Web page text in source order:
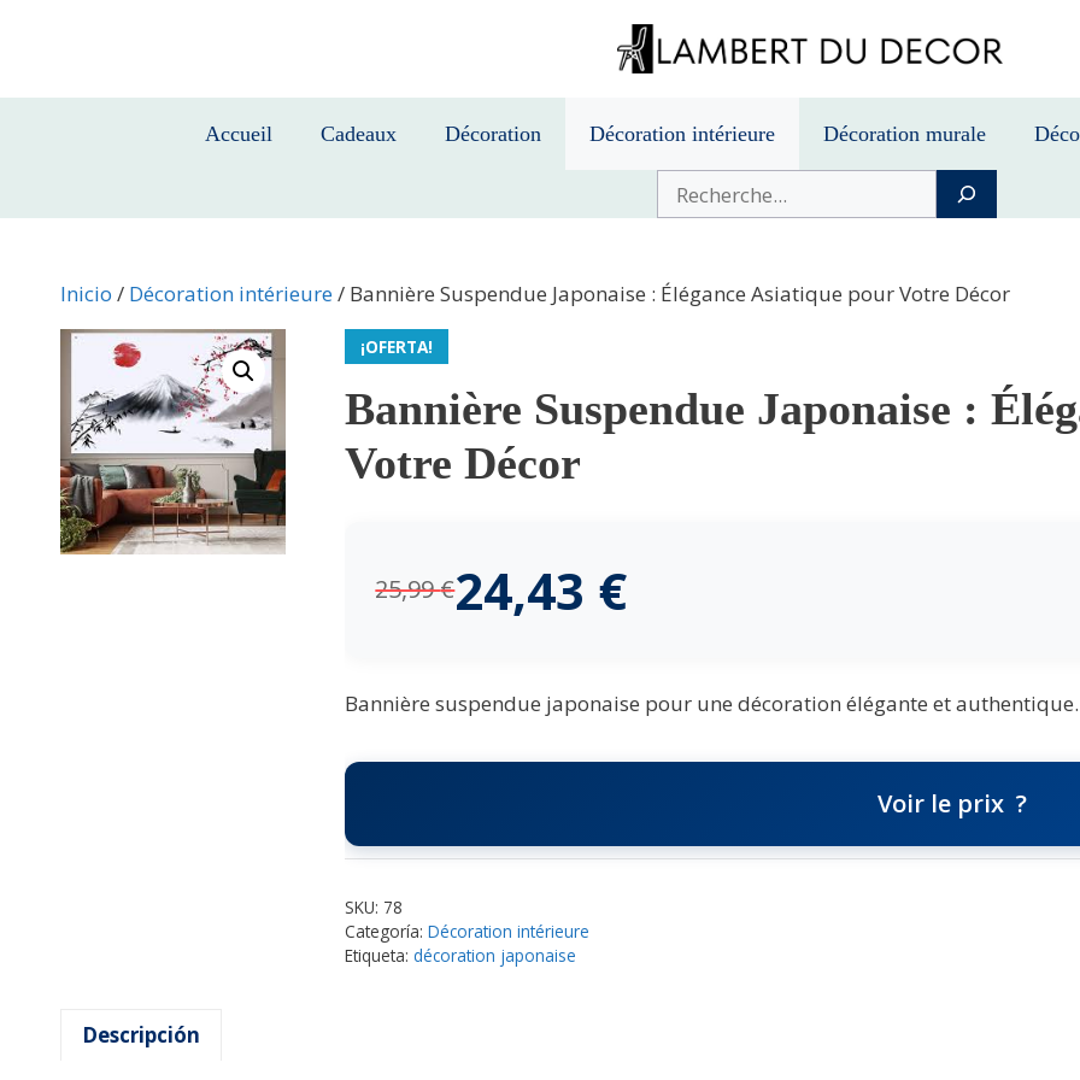
Accueil Cadeaux Décoration Décoration intérieure Décoration murale
Buscar
Inicio / Décoration intérieure/ Bannière Suspendue Japonaise : Élégance Asiatique pour Votre Décor
¡OFERTA!
Bannière Suspendue Japonaise :
Votre Décor
25,99€24,43 €
Bannière suspendue japonaise pour une décoration élégante et authentique.
Voir le prix
SKU: 78
Categoría:Décoration intérieure
Etiqueta: décoration japonaise
Descripción